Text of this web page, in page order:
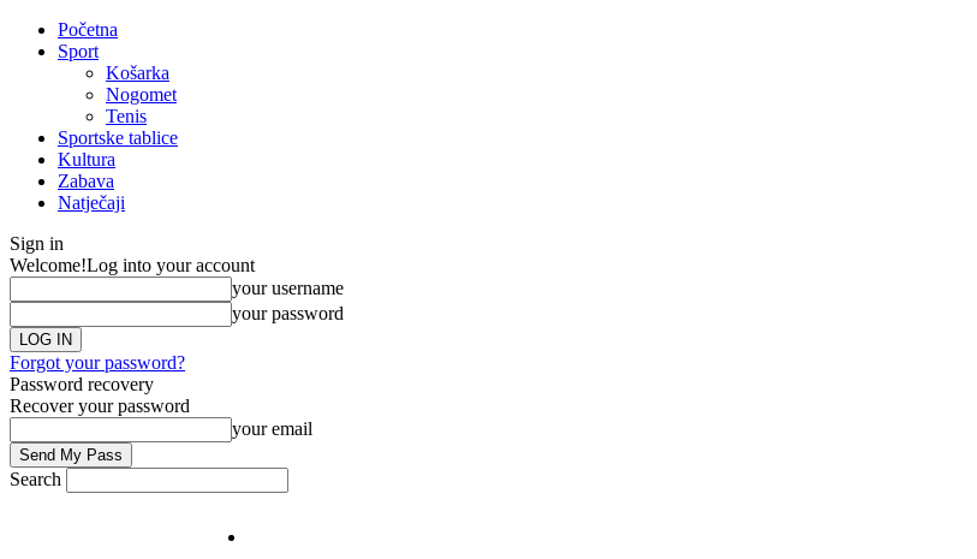
Početna
Sport
Košarka
Nogomet
Tenis
Sportske tablice
Kultura
Zabava
Natječaji
Sign in
Welcome!Log into your account
your username
your password
Forgot your password?
Password recovery
Recover your password
your email
Search